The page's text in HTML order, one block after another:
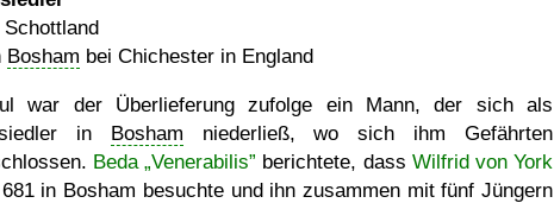
Bosham bei Chichester in England
war der Überlieferung zufolge ein Mann, der sich als
in Bosham niederließ, wo sich ihm Gefährten
Beda „Venerabilis” berichtete, dass Wilfrid von York
in Bosham besuchte und ihn zusammen mit fünf Jüngern